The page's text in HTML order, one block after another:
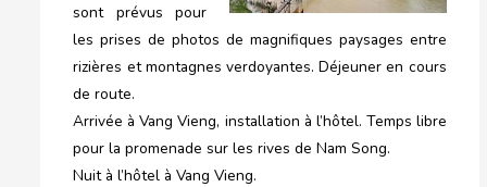
sont prévus pour
les prises de photos de magnifiques paysages entre
rizières et montagnes verdoyantes. Déjeuner en cours
de route.
Arrivée à Vang Vieng, installation à l’hôtel. Temps libre
pour la promenade sur les rives de Nam Song.
Nuit à l’hôtel à Vang Vieng.